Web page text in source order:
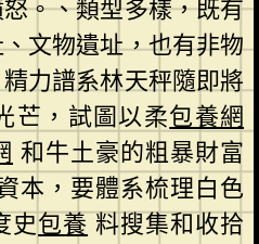
。、類型多樣，既有
文物遺址，也有非物
力譜系林天秤隨即將
芒，試圖以柔包養網
和牛土豪的粗暴財富
本，要體系梳理白色
史包養料搜集和收拾